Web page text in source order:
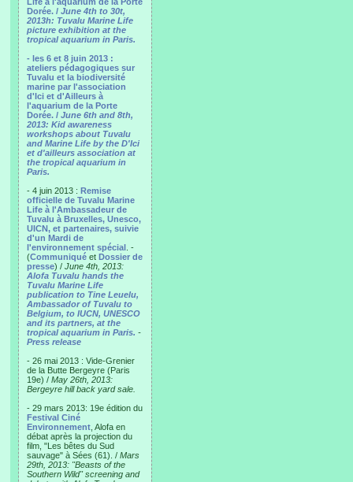
Dorée. / June 4th to 30t,
2013h: Tuvalu Marine Life
picture exhibition at the
tropical aquarium in Paris.
- les 6 et 8 juin 2013 :
ateliers pédagogiques sur
Tuvalu et la biodiversité
marine par l'association
d'Ici et d'Ailleurs à
l'aquarium de la Porte
Dorée. / June 6th and 8th,
2013: Kid awareness
workshops about Tuvalu
and Marine Life by the D'Ici
et d'ailleurs association at
the tropical aquarium in
Paris.
- 4 juin 2013 : Remise
officielle de Tuvalu Marine
Life à l'Ambassadeur de
Tuvalu à Bruxelles, Unesco,
UICN, et partenaires, suivie
d'un Mardi de
l'environnement spécial . -
(Communiqué et Dossier de
presse) / June 4th, 2013:
Alofa Tuvalu hands the
Tuvalu Marine Life
publication to Tine Leuelu,
Ambassador of Tuvalu to
Belgium, to IUCN, UNESCO
and its partners, at the
tropical aquarium in Paris. -
Press release
- 26 mai 2013 : Vide-Grenier
de la Butte Bergeyre (Paris
19e) / May 26th, 2013:
Bergeyre hill back yard sale.
- 29 mars 2013: 19e édition du
Festival Ciné
Environnement , Alofa en
débat après la projection du
film, "Les bêtes du Sud
sauvage" à Sées (61). / Mars
29th, 2013: "Beasts of the
Southern Wild" screening and